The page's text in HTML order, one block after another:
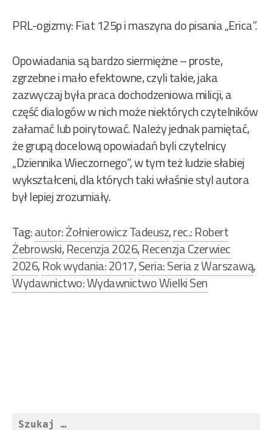
PRL-ogizmy: Fiat 125p i maszyna do pisania „Erica”.
Opowiadania są bardzo siermiężne – proste,
zgrzebne i mało efektowne, czyli takie, jaka
zazwyczaj była praca dochodzeniowa milicji, a
część dialogów w nich może niektórych czytelników
załamać lub poirytować. Należy jednak pamiętać,
że grupą docelową opowiadań byli czytelnicy
„Dziennika Wieczornego”, w tym też ludzie słabiej
wykształceni, dla których taki właśnie styl autora
był lepiej zrozumiały.
Tag:autor: Żołnierowicz Tadeusz,rec.: Robert
Żebrowski,Recenzja 2026,Recenzja Czerwiec
2026,Rok wydania: 2017,Seria: Seria z Warszawą,
Wydawnictwo: Wydawnictwo Wielki Sen
Szukaj: